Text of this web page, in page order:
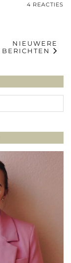
4 REACTIES
NIEUWERE
BERICHTEN